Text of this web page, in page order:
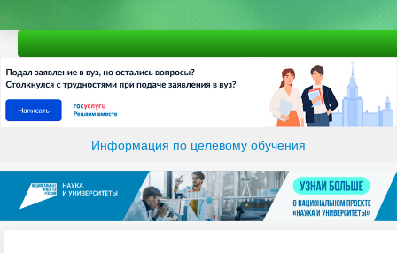
Информация по целевому обучения